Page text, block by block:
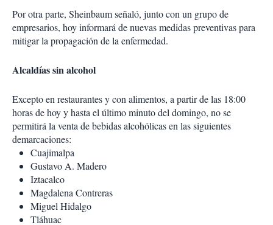
Por otra parte, Sheinbaum señaló, junto con un grupo de
empresarios, hoy informará de nuevas medidas preventivas para
mitigar la propagación de la enfermedad.
Alcaldías sin alcohol
Excepto en restaurantes y con alimentos, a partir de las 18:00
horas de hoy y hasta el último minuto del domingo, no se
permitirá la venta de bebidas alcohólicas en las siguientes
demarcaciones:
Cuajimalpa
Gustavo A. Madero
Iztacalco
Magdalena Contreras
Miguel Hidalgo
Tláhuac